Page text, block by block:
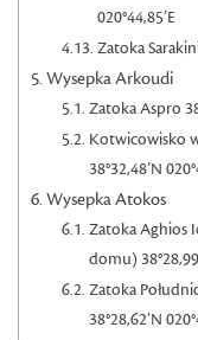
020°44,85’E
Zatoka
Wysepka Arkoudi
Zatoka Aspro
Kotwicowisko
38°32,48’N
Wysepka Atokos
Zatoka Aghios
domu)
Zatoka
38°28,62’N